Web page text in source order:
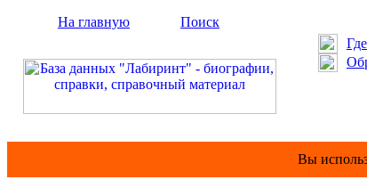
На главную
Поиск
Где
Вы